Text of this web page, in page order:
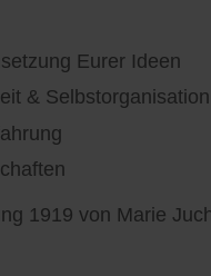
Eurer Ideen
& Selbstorganisation
1919 von Marie